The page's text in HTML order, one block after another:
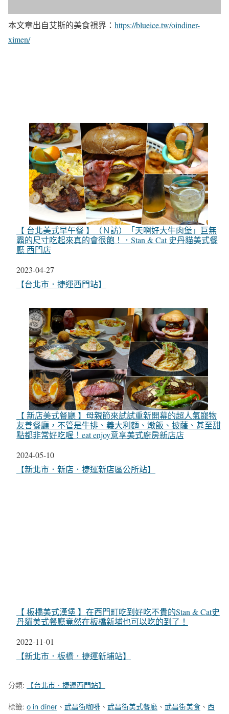
本文章出自艾斯的美食視界： https://blueice.tw/oindiner-
ximen/
【 台北美式早午餐 】（Ｎ訪）「天啊好大牛肉堡」巨無
霸的尺寸吃起來真的會很飽！．Stan & Cat 史丹貓美式餐
廳 西門店
日期
2023-04-27
關於
【台北市．捷運西門站】
【 新店美式餐廳 】母親節來試試重新開幕的超人氣寵物
友善餐廳，不管是牛排、義大利麵、燉飯、披薩、甚至甜
點都非常好吃喔！eat enjoy意享美式廚房新店店
日期
2024-05-10
關於
【新北市．新店．捷運新店區公所站】
【 板橋美式漢堡 】在西門町吃到好吃不貴的Stan & Cat史
丹貓美式餐廳竟然在板橋新埔也可以吃的到了！
日期
2022-11-01
關於
【新北市．板橋．捷運新埔站】
分類: 【台北市．捷運西門站】
標籤: o in diner 、 武昌街咖啡 、 武昌街美式餐廳 、 武昌街美食 、 西